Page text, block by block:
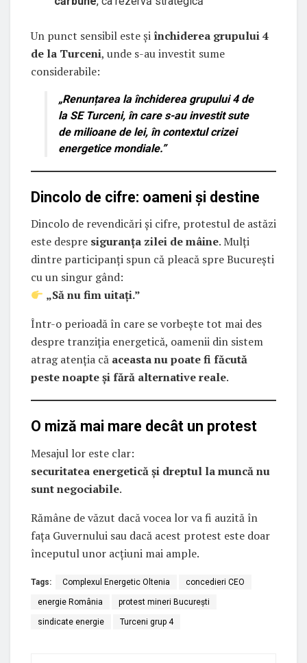
Un punct sensibil este și închiderea grupului 4
de la Turceni, unde s-au investit sume
considerabile:
„Renunțarea la închiderea grupului 4 de
la SE Turceni, în care s-au investit sute
de milioane de lei, în contextul crizei
energetice mondiale.”
Dincolo de cifre: oameni și destine
Dincolo de revendicări și cifre, protestul de astăzi
este despre siguranța zilei de mâine. Mulți
dintre participanți spun că pleacă spre București
cu un singur gând:
„Să nu fim uitați.”
Într-o perioadă în care se vorbește tot mai des
despre tranziția energetică, oamenii din sistem
atrag atenția că aceasta nu poate fi făcută
peste noapte și fără alternative reale.
O miză mai mare decât un protest
Mesajul lor este clar:
securitatea energetică și dreptul la muncă nu
sunt negociabile.
Rămâne de văzut dacă vocea lor va fi auzită în
fața Guvernului sau dacă acest protest este doar
începutul unor acțiuni mai ample.
Tags: Complexul Energetic Oltenia concedieri CEO
energie România protest mineri București
sindicate energie Turceni grup 4